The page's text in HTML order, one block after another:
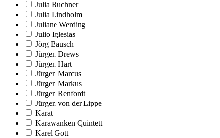
Julia Buchner
Julia Lindholm
Juliane Werding
Julio Iglesias
Jörg Bausch
Jürgen Drews
Jürgen Hart
Jürgen Marcus
Jürgen Markus
Jürgen Renfordt
Jürgen von der Lippe
Karat
Karawanken Quintett
Karel Gott